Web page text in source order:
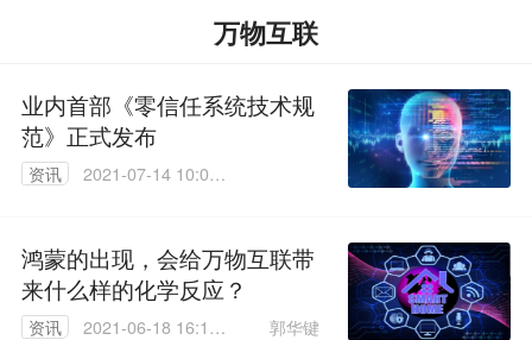
万物互联
业内首部《零信任系统技术规
范》正式发布
资讯
2021-07-14 10:03:
鸿蒙的出现，会给万物互联带
来什么样的化学反应？
资讯
2021-06-18 16:14:
郭华键